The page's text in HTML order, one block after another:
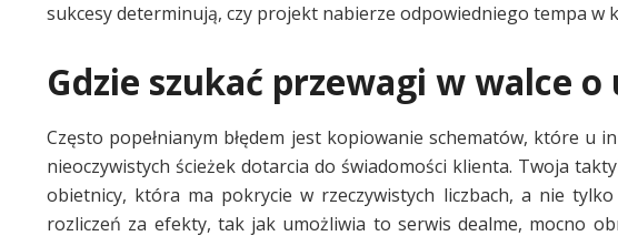
sukcesy determinują, czy projekt nabierze odpowiedniego tempa w
Gdzie szukać przewagi w walce
Często popełnianym błędem jest kopiowanie schematów, które u
nieoczywistych ścieżek dotarcia do świadomości klienta. Twoja
obietnicy, która ma pokrycie w rzeczywistych liczbach, a nie
rozliczeń za efekty, tak jak umożliwia to serwis dealme, mocno